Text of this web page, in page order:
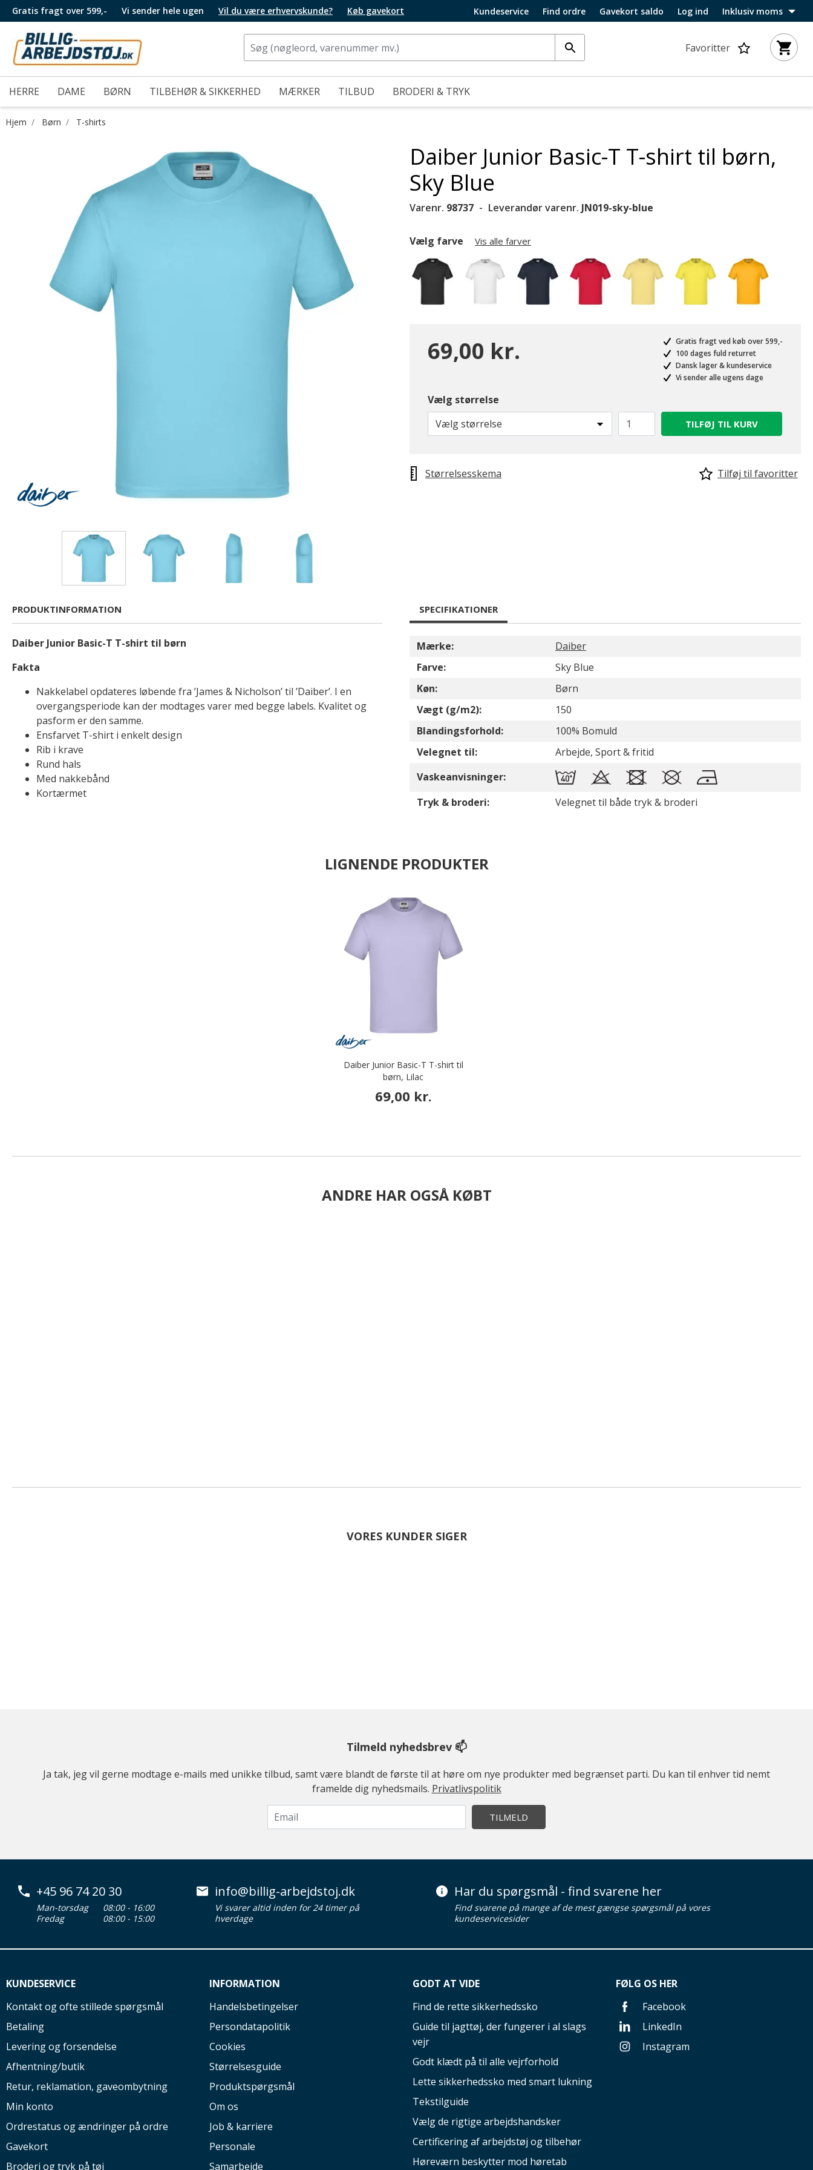
Gratis fragt over 599,- Vi sender hele ugen Vil du være erhvervskunde? Køb gavekort Kundeservice Find ordre Gavekort saldo Log ind Inklusiv moms
Favoritter
HERRE DAME BØRN TILBEHØR & SIKKERHED MÆRKER TILBUD BRODERI & TRYK
Hjem Børn T-shirts
Daiber Junior Basic-T T-shirt til børn,
Sky Blue
Varenr. 98737 Leverandør varenr. JN019-sky-blue
Vælg farve Vis alle farver
69,00 kr.
Gratis fragt ved køb over 599,-
100 dages fuld returret
Dansk lager & kundeservice
Vi sender alle ugens dage
Vælg størrelse
Vælg størrelse
TILFØJ TIL KURV
Størrelsesskema Tilføj til favoritter
PRODUKTINFORMATION
Daiber Junior Basic-T T-shirt til børn
Fakta
Nakkelabel opdateres løbende fra ’James & Nicholson’ til ’Daiber’. I en
overgangsperiode kan der modtages varer med begge labels. Kvalitet og
pasform er den samme.
Ensfarvet T-shirt i enkelt design
Rib i krave
Rund hals
Med nakkebånd
Kortærmet
SPECIFIKATIONER
Mærke:
Daiber
Farve:
Sky Blue
Køn:
Børn
Vægt (g/m2):
150
Blandingsforhold:
100% Bomuld
Velegnet til:
Arbejde, Sport & fritid
Vaskeanvisninger:
Tryk & broderi:
Velegnet til både tryk & broderi
LIGNENDE PRODUKTER
Daiber Junior Basic-T T-shirt til
børn, Lilac
69,00 kr.
ANDRE HAR OGSÅ KØBT
VORES KUNDER SIGER
Tilmeld nyhedsbrev 📫
Ja tak, jeg vil gerne modtage e-mails med unikke tilbud, samt være blandt de første til at høre om nye produkter med begrænset parti. Du kan til enhver tid nemt
framelde dig nyhedsmails. Privatlivspolitik
TILMELD
+45 96 74 20 30
Man-torsdag
08:00 - 16:00
Fredag
08:00 - 15:00
info@billig-arbejdstoj.dk
Vi svarer altid inden for 24 timer på
hverdage
Har du spørgsmål - find svarene her
Find svarene på mange af de mest gængse spørgsmål på vores
kundeservicesider
KUNDESERVICE
Kontakt og ofte stillede spørgsmål
Betaling
Levering og forsendelse
Afhentning/butik
Retur, reklamation, gaveombytning
Min konto
Ordrestatus og ændringer på ordre
Gavekort
Broderi og tryk på tøj
INFORMATION
Handelsbetingelser
Persondatapolitik
Cookies
Størrelsesguide
Produktspørgsmål
Om os
Job & karriere
Personale
Samarbejde
GODT AT VIDE
Find de rette sikkerhedssko
Guide til jagttøj, der fungerer i al slags
vejr
Godt klædt på til alle vejrforhold
Lette sikkerhedssko med smart lukning
Tekstilguide
Vælg de rigtige arbejdshandsker
Certificering af arbejdstøj og tilbehør
Høreværn beskytter mod høretab
FØLG OS HER
Facebook
LinkedIn
Instagram